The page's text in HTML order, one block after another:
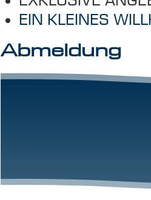
EIN KLEINES
Abmeldung